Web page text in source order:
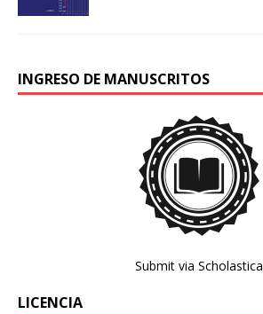
INGRESO DE MANUSCRITOS
Submit via Scholastica
LICENCIA